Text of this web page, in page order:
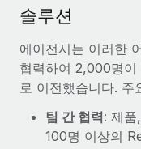
솔루션
에이전시는 이러한
협력하여 2,000명
로 이전했습니다.
팀 간 협력: 제
100명 이상의